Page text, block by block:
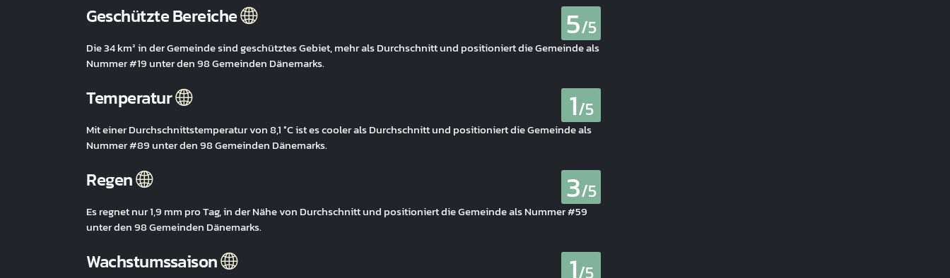
Geschützte Bereiche 5/5
Die 34 km² in der Gemeinde sind geschütztes Gebiet, mehr als Durchschnitt und positioniert die Gemeinde als
Nummer #19 unter den 98 Gemeinden Dänemarks.
Temperatur 1/5
Mit einer Durchschnittstemperatur von 8,1 °C ist es cooler als Durchschnitt und positioniert die Gemeinde als
Nummer #89 unter den 98 Gemeinden Dänemarks.
Regen 3/5
Es regnet nur 1,9 mm pro Tag, in der Nähe von Durchschnitt und positioniert die Gemeinde als Nummer #59
unter den 98 Gemeinden Dänemarks.
Wachstumssaison 1/5